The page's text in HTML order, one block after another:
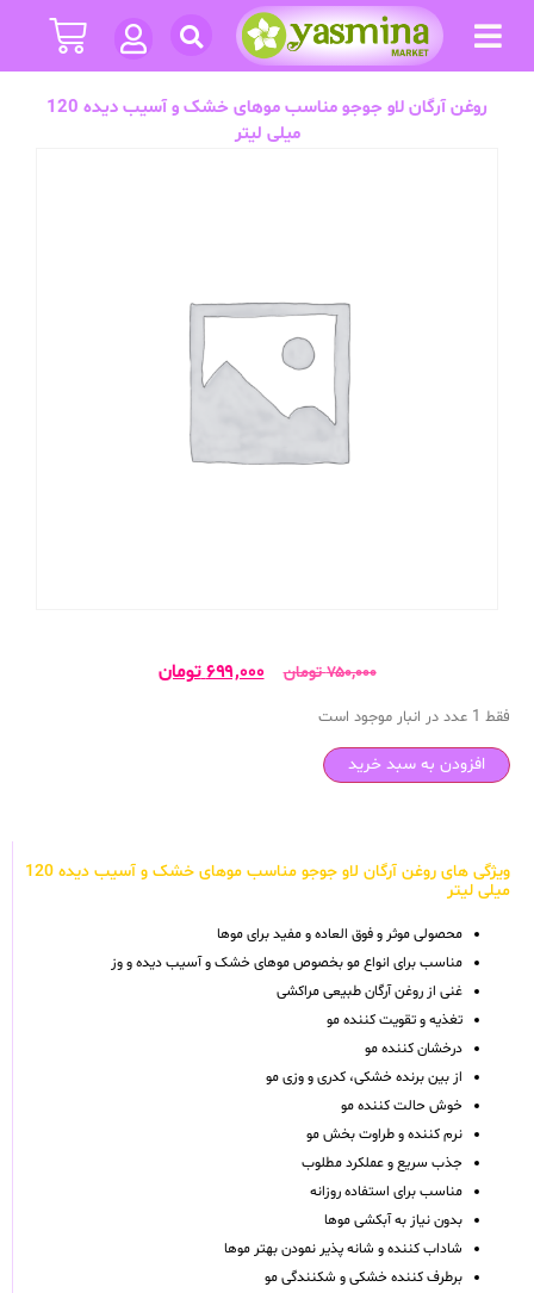
ویژگی های روغن آرگان لاو جوجو مناسب موهای خشک و آسیب دیده 120
میلی لیتر
محصولی موثر و فوق العاده و مفید برای موها
مناسب برای انواع مو بخصوص موهای خشک و آسیب دیده و وز
غنی از روغن آرگان طبیعی مراکشی
تغذیه و تقویت کننده مو
درخشان کننده مو
از بین برنده خشکی، کدری و وزی مو
خوش حالت کننده مو
نرم کننده و طراوت بخش مو
جذب سریع و عملکرد مطلوب
مناسب برای استفاده روزانه
بدون نیاز به آبکشی موها
شاداب کننده و شانه پذیر نمودن بهتر موها
برطرف کننده خشکی و شکنندگی مو
روغن آرگان لاو جوجو مناسب موهای خشک و آسیب دیده 120
میلی لیتر
۷۵۰,۰۰۰ تومان ۶۹۹,۰۰۰تومان
فقط 1 عدد در انبار موجود است
افزودن به سبد خرید